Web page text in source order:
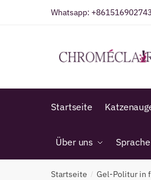
Whatsapp:
Startseite
Über uns Sprache
Startseite / Gel-Politur in